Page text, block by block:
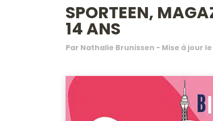
SPORTEEN,
14 ANS
Par Nathalie Brunissen - Mise à jour le